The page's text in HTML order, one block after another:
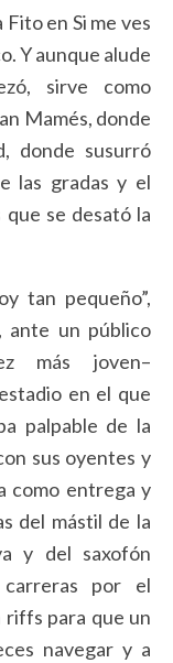
Fito en Si me ves
Y aunque alude
sirve como
Mamés, donde
donde susurró
las gradas y el
que se desató la
tan pequeño”,
ante un público
más joven–
en el que
palpable de la
sus oyentes y
como entrega y
del mástil de la
y del saxofón
por el
riffs para que un
navegar y a